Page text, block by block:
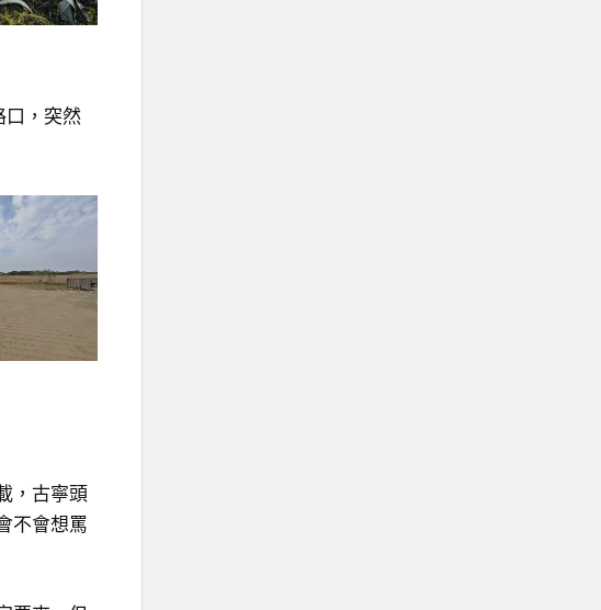
口，突然
，古寧頭
不會想罵